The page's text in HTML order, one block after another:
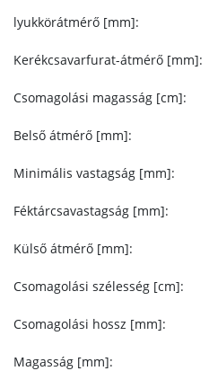
lyukkörátmérő [mm]:
Kerékcsavarfurat-átmérő [mm]:
Csomagolási magasság [cm]:
Belső átmérő [mm]:
Minimális vastagság [mm]:
Féktárcsavastagság [mm]:
Külső átmérő [mm]:
Csomagolási szélesség [cm]:
Csomagolási hossz [mm]:
Magasság [mm]: